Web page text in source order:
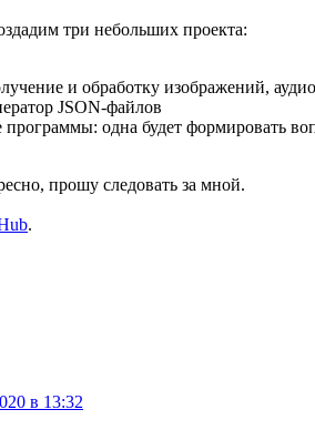
три небольших проекта:
и обработку изображений,
JSON-файлов
одна будет формировать
прошу следовать за мной.
.
в 13:32